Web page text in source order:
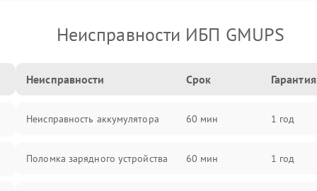
Неисправности ИБП GMUPS
Неисправности Срок Гарантия
Неисправность аккумулятора 60 мин 1 год
Поломка зарядного устройства 60 мин 1 год